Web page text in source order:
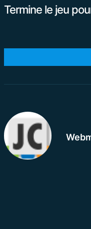
Termine le jeu